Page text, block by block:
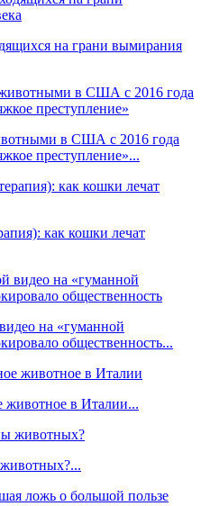
на грани вымирания
в США с 2016 года
преступление»...
как кошки лечат
на «гуманной
общественность...
животное в Италии...